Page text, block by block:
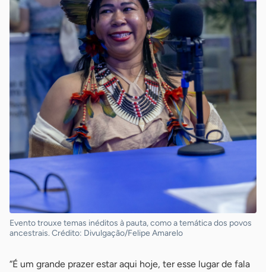
Evento trouxe temas inéditos à pauta, como a temática dos povos
ancestrais. Crédito: Divulgação/Felipe Amarelo
“É um grande prazer estar aqui hoje, ter esse lugar de fala